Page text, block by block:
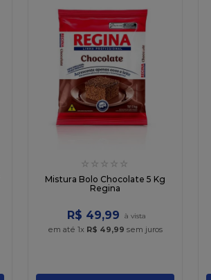
☆ ☆ ☆ ☆ ☆
Mistura Bolo Chocolate 5 Kg
Regina
R$ 49,99
em até 1x R$ 49,99 sem juros